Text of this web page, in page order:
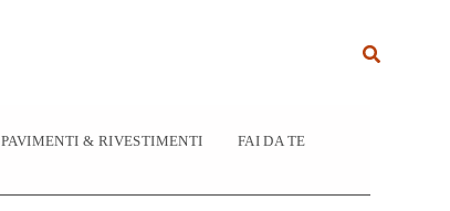
Cerca
PAVIMENTI & RIVESTIMENTI FAI DA TE